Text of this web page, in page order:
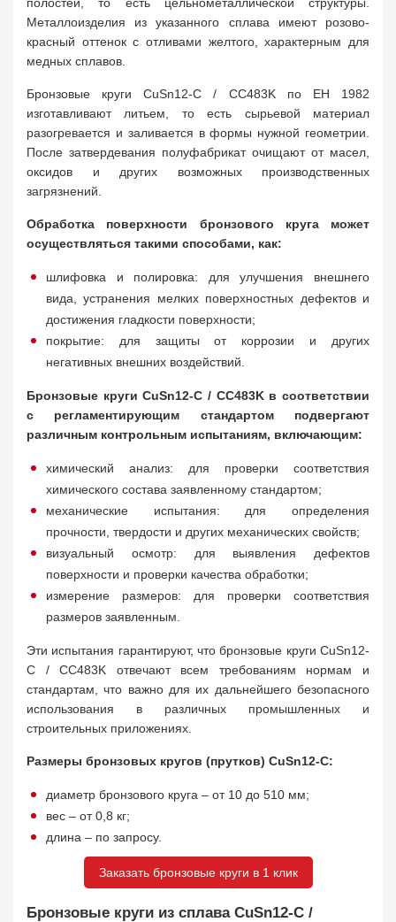
Металлоизделия из указанного сплава имеют розово-
красный оттенок с отливами желтого, характерным для
медных сплавов.
Бронзовые круги CuSn12-C / CC483K по ЕН 1982
изготавливают литьем, то есть сырьевой материал
разогревается и заливается в формы нужной геометрии.
После затвердевания полуфабрикат очищают от масел,
оксидов и других возможных производственных
загрязнений.
Обработка поверхности бронзового круга может
осуществляться такими способами, как:
шлифовка и полировка: для улучшения внешнего
вида, устранения мелких поверхностных дефектов и
достижения гладкости поверхности;
покрытие: для защиты от коррозии и других
негативных внешних воздействий.
Бронзовые круги CuSn12-C / CC483K в соответствии
с регламентирующим стандартом подвергают
различным контрольным испытаниям, включающим:
химический анализ: для проверки соответствия
химического состава заявленному стандартом;
механические испытания: для определения
прочности, твердости и других механических свойств;
визуальный осмотр: для выявления дефектов
поверхности и проверки качества обработки;
измерение размеров: для проверки соответствия
размеров заявленным.
Эти испытания гарантируют, что бронзовые круги CuSn12-
C / CC483K отвечают всем требованиям нормам и
стандартам, что важно для их дальнейшего безопасного
использования в различных промышленных и
строительных приложениях.
Размеры бронзовых кругов (прутков) CuSn12-C:
диаметр бронзового круга – от 10 до 510 мм;
вес – от 0,8 кг;
длина – по запросу.
Заказать бронзовые круги в 1 клик
Бронзовые круги из сплава CuSn12-C /